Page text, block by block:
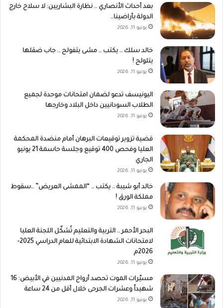
بعد أحداث الأنصاري .. نظارة البشاريين: لا سلاح خارج
الدولة بأراضينا..
يونيو 11, 2026
خالد سلك .. يكتب .. مشى يتفولح .. جاب ضقلها
يتلولح !
يونيو 11, 2026
اليونيسف تدعو لضمان امتحانات موحدة لجميع
الطلاب السودانيين داخل البلاد وخارجها
يونيو 11, 2026
قضية تزوير توقيعات البرهان أمام منضدة المحكمة
العليا وفحص 400 توقيع وجلسة حاسمة 21 يونيو
الجاري
يونيو 11, 2026
خالد أبو شيبة .. يكتب .. “الممشى العريض” ..سقوط
مملكة الورق !
يونيو 11, 2026
البحر الأحمر .. التربية والتعليم تُشكّل اللجنة العليا
لامتحانات الشهادة الابتدائية للعام الدراسي 2025-
2026م
يونيو 11, 2026
مسيّرات الموت تحصد أرواح المدنيين في الأبيض: 16
شهيداً وعشرات الجرحى خلال أقل من 24 ساعة
يونيو 11, 2026